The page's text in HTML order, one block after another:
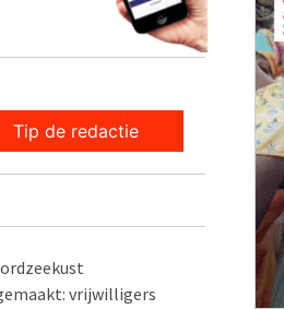
Tip de redactie
vrijwilligers